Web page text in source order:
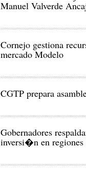
Manuel Valverde
Cornejo gestiona
mercado Modelo
CGTP prepara
Gobernadores
inversi�n en regiones